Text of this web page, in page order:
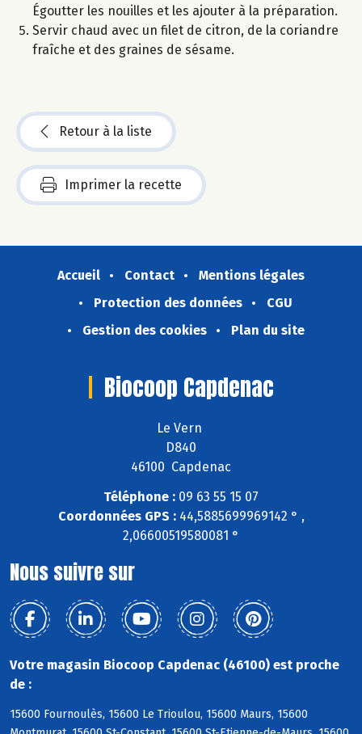
Égoutter les nouilles et les ajouter à la préparation.
Servir chaud avec un filet de citron, de la coriandre
fraîche et des graines de sésame.
Retour à la liste
Imprimer la recette
Accueil Contact
Mentions légales
Protection des données
CGU
Gestion des cookies
Plan du site
Biocoop Capdenac
Le Vern
D840
46100 Capdenac
Téléphone : 09 63 55 15 07
Coordonnées GPS :44,5885699969142 ° ,
2,06600519580081 °
Nous suivre sur
Votre magasin Biocoop Capdenac (46100) est proche
de :
15600 Fournoulès, 15600 Le Trioulou, 15600 Maurs, 15600